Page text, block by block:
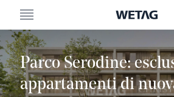
MENU
Parco Serodine:
appartamenti di